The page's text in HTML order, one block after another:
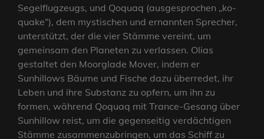
Segelflugzeugs, und Qoquaq (ausgesprochen „ko-
quake“), dem mystischen und ernannten Sprecher,
unterstützt, der die vier Stämme vereint, um
gemeinsam den Planeten zu verlassen. Olias
gestaltet den Moorglade Mover, indem er
Sunhillows Bäume und Fische dazu überredet, ihr
Leben und ihre Substanz zu opfern, um ihn zu
formen, während Qoquaq mit Trance-Gesang über
Sunhillow reist, um die gegenseitig verdächtigen
Stämme zusammenzubringen, um das Schiff zu